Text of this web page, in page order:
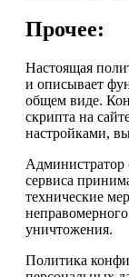
Прочее:
Настоящая
и описывает
общем виде.
скрипта на
настройками,
Администратор
сервиса
технические
уничтожения.
Политика